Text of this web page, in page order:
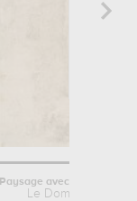
Paysage avec une cascade
Le Dominiquin